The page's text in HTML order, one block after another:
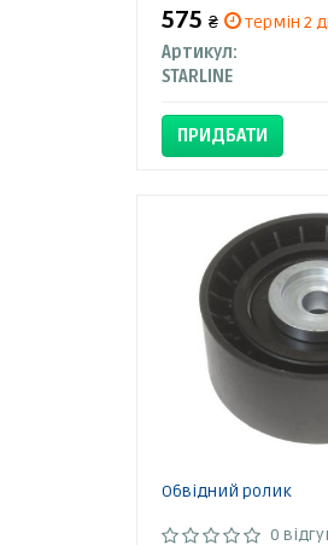
575 ₴
термін 2
Артикул:
STARLINE
ПРИДБАТИ
Обвідний ролик
0